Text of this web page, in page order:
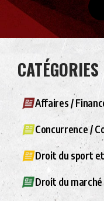
CATÉGORIES
Affaires /
Concurrence /
Droit du sport
Droit du marché